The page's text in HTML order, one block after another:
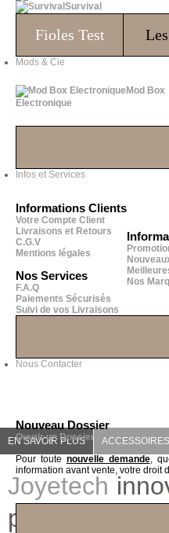
Survival
Fioles Test
Mods & Cie
Mod Box
Electronique
Infos et Services
Informations Clients
Votre Compte Client
Livraisons et Retours
C.G.V
Mentions légales
Nos Services
F.A.Q
Paiements Sécurisés
Suivi de vos Livraisons
Nos
Nous Contacter
Nouveau Dossier
Ouvrir un Dossier
Pour toute nouvelle demande,
information avant vente, votre droit
EN SAVOIR PLUS ACCESSOIRES
Joyetech
pour vos